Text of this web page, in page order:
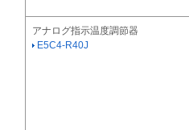
アナログ指示温度調節器
E5C4-R40J